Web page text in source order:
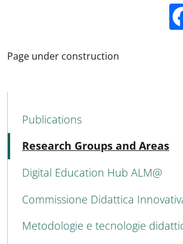
Page under construction
MENU CEV SECOND
Publications
Research Groups and Areas
Digital Education Hub ALM@
Commissione Didattica
Metodologie e tecnologie